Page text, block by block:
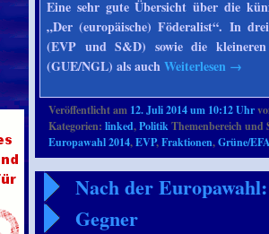
Eine sehr gute Übersicht über die
„Der (europäische) Föderalist“. In
(EVP und S&D) sowie die
(GUE/NGL) als auchWeiterlesen →
Veröffentlicht am 12. Juli 2014 um 10:12 Uhr
Kategorien:linked,PolitikThemenbereich und
Europawahl 2014,EVP,Fraktionen,Grüne/
Nach der
Gegner